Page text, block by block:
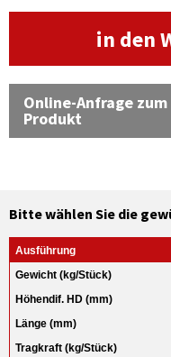
in den
Online-Anfrage zum
Produkt
Bitte wählen Sie die